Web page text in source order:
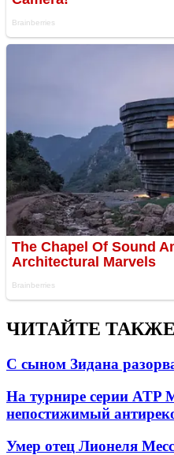
ЧИТАЙТЕ ТАКЖЕ
С сыном Зидана
На турнире серии ATP
непостижимый
Умер отец Лионеля